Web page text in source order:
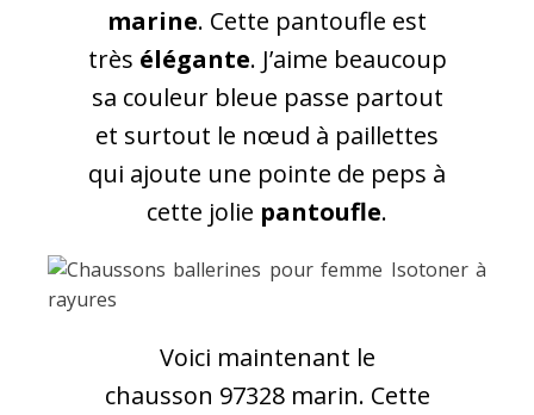
marine. Cette pantoufle est
très élégante. J’aime beaucoup
sa couleur bleue passe partout
et surtout le nœud à paillettes
qui ajoute une pointe de peps à
cette jolie pantoufle.
Voici maintenant le
chausson 97328 marin. Cette